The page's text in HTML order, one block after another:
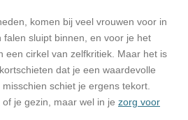
komen bij veel vrouwen voor in
falen sluipt binnen, en voor je het
een cirkel van zelfkritiek. Maar het is
dat je een waardevolle
schiet je ergens tekort.
je gezin, maar wel in je zorg voor